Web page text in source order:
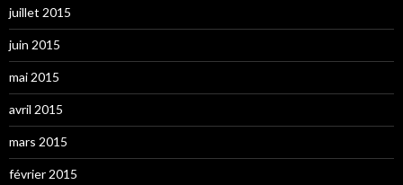
juillet 2015
juin 2015
mai 2015
avril 2015
mars 2015
février 2015